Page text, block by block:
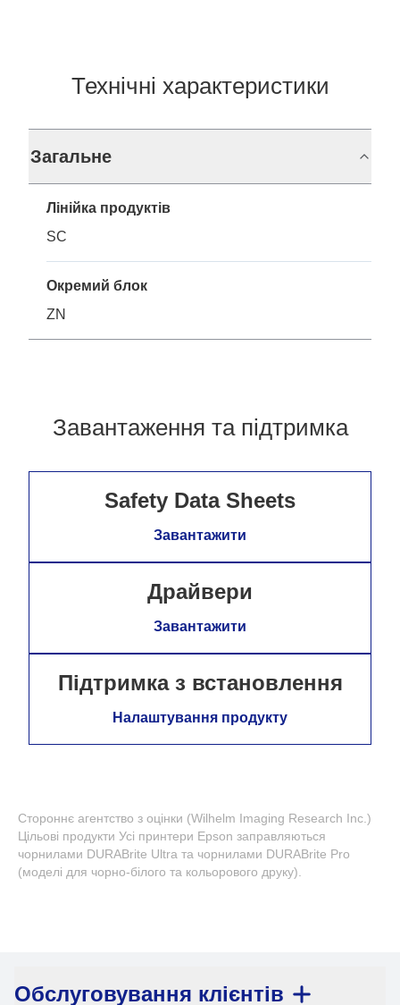
Технічні характеристики
Загальне
Лінійка продуктів
SC
Окремий блок
ZN
Завантаження та підтримка
Safety Data Sheets
Завантажити
Драйвери
Завантажити
Підтримка з встановлення
Налаштування продукту
Стороннє агентство з оцінки (Wilhelm Imaging Research Inc.)
Цільові продукти Усі принтери Epson заправляються
чорнилами DURABrite Ultra та чорнилами DURABrite Pro
(моделі для чорно-білого та кольорового друку).
Обслуговування клієнтів